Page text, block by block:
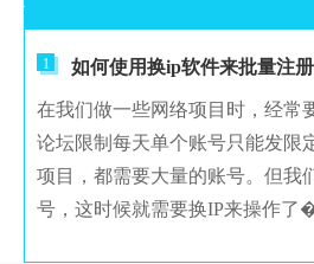
1 如何使用换ip软件来批量注
在我们做一些网络项目时，经常
论坛限制每天单个账号只能发限
项目，都需要大量的账号。但我
号，这时候就需要换IP来操作了